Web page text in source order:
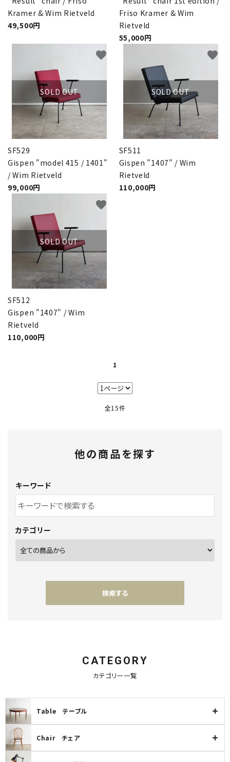
Kramer & Wim Rietveld
49,500円
Friso Kramer & Wim
Rietveld
55,000円
SOLD OUT
SF529
Gispen "model 415 / 1401"
/ Wim Rietveld
99,000円
favorite
SOLD OUT
SF511
Gispen "1407" / Wim
Rietveld
110,000円
favorite
SOLD OUT
SF512
Gispen "1407" / Wim
Rietveld
110,000円
favorite
1
全15件
他の商品を探す
キーワード
カテゴリー
検索する
CATEGORY
カテゴリー一覧
Table テーブル
Chair チェア